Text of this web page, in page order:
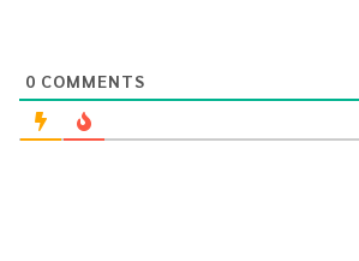
0 COMMENTS